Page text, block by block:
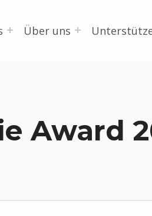
Über uns
Award